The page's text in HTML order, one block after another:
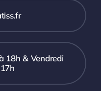
18h & Vendredi